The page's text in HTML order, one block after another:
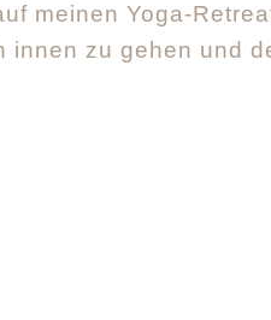
meinen Yoga-
innen zu gehen und